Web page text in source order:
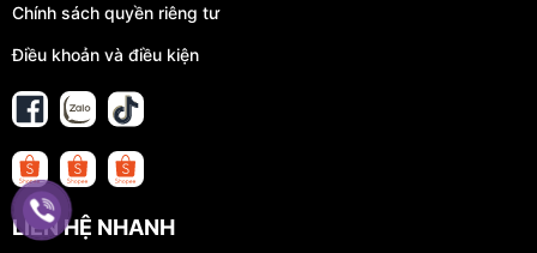
Chính sách quyền riêng tư
Điều khoản và điều kiện
LIÊN HỆ NHANH